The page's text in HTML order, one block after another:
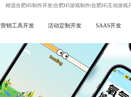
精选合肥H5制作开发|合肥H5游戏制作|合肥H5互动游戏
营销工具开发 活动定制开发 SAAS开发